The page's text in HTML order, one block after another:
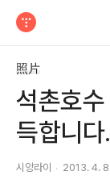
照片
석촌호
득합니다.
시앙라이 2013. 4.